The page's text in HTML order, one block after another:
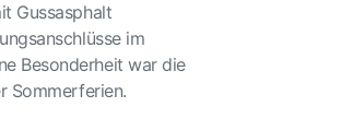
Gussasphalt
im
Besonderheit war die
Sommerferien.